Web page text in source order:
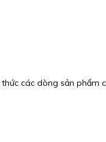
các dòng sản phẩm